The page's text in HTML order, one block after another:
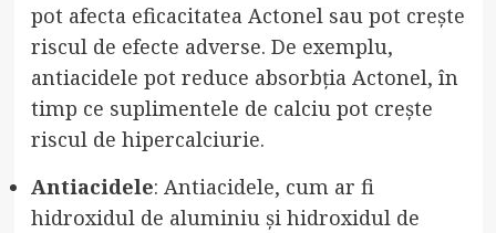
pot afecta eficacitatea Actonel sau pot crește
riscul de efecte adverse. De exemplu,
antiacidele pot reduce absorbția Actonel, în
timp ce suplimentele de calciu pot crește
riscul de hipercalciurie.
Antiacidele: Antiacidele, cum ar fi
hidroxidul de aluminiu și hidroxidul de